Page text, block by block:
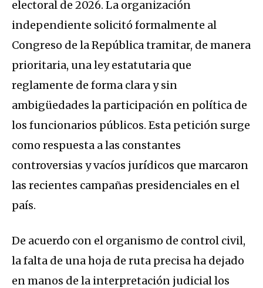
electoral de 2026. La organización
independiente solicitó formalmente al
Congreso de la República tramitar, de manera
prioritaria, una ley estatutaria que
reglamente de forma clara y sin
ambigüedades la participación en política de
los funcionarios públicos. Esta petición surge
como respuesta a las constantes
controversias y vacíos jurídicos que marcaron
las recientes campañas presidenciales en el
país.
De acuerdo con el organismo de control civil,
la falta de una hoja de ruta precisa ha dejado
en manos de la interpretación judicial los